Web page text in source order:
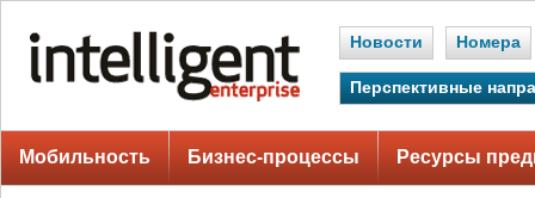
Новости Номера
Перспективные
Мобильность Бизнес-процессы Ресурсы